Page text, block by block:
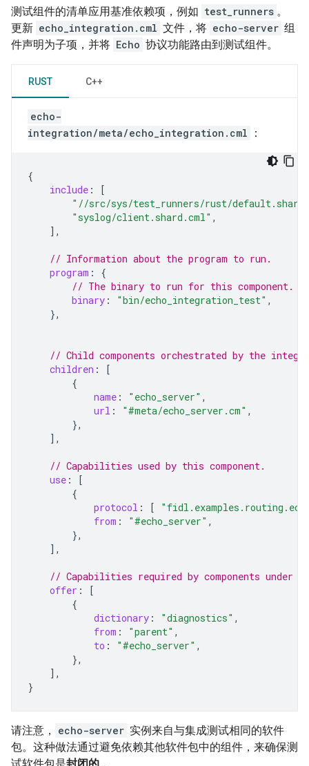
测试组件的清单应用基准依赖项，例如 test_runners 。
更新 echo_integration.cml 文件，将 echo-server 组
件声明为子项，并将 Echo 协议功能路由到测试组件。
RUST C++
echo-
integration/meta/echo_integration.cml
：
{
include :
[
"//src/sys/test_runners/rust/
"syslog/client.shard.cml" ,
],
// Information about the program to run.
program :
{
// The binary to run for this component.
binary : "bin/echo_integration_test" ,
},
// Child components orchestrated by the
children :
[
{
name : "echo_server" ,
url : "#meta/echo_server.cm" ,
},
],
// Capabilities used by this component.
use :
[
{
protocol : [
from : "#echo_server" ,
},
],
// Capabilities required by components under
offer :
[
{
dictionary : "diagnostics" ,
from : "parent" ,
to : "#echo_server" ,
},
],
}
请注意， echo-server 实例来自与集成测试相同的软件
包。这种做法通过避免依赖其他软件包中的组件，来确保测